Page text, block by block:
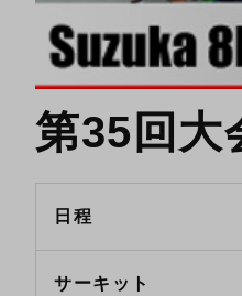
第35回大
日程
サーキット